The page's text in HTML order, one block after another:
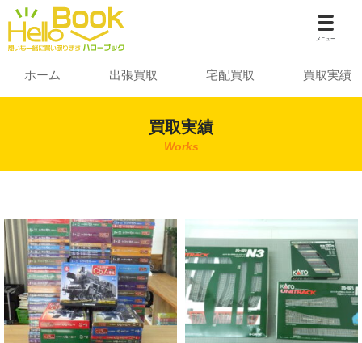
メニュー
ホーム 出張買取 宅配買取 買取実績
買取実績
Works